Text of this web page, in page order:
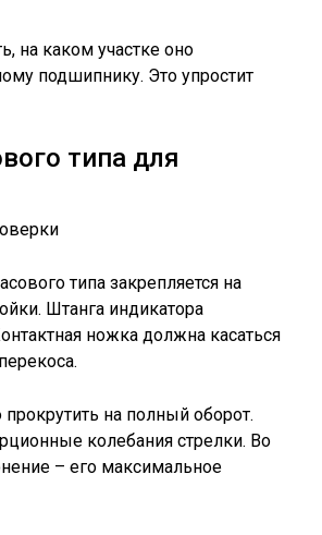
на каком участке оно
подшипнику. Это упростит
типа для
типа закрепляется на
Штанга индикатора
ножка должна касаться
на полный оборот.
колебания стрелки. Во
– его максимальное